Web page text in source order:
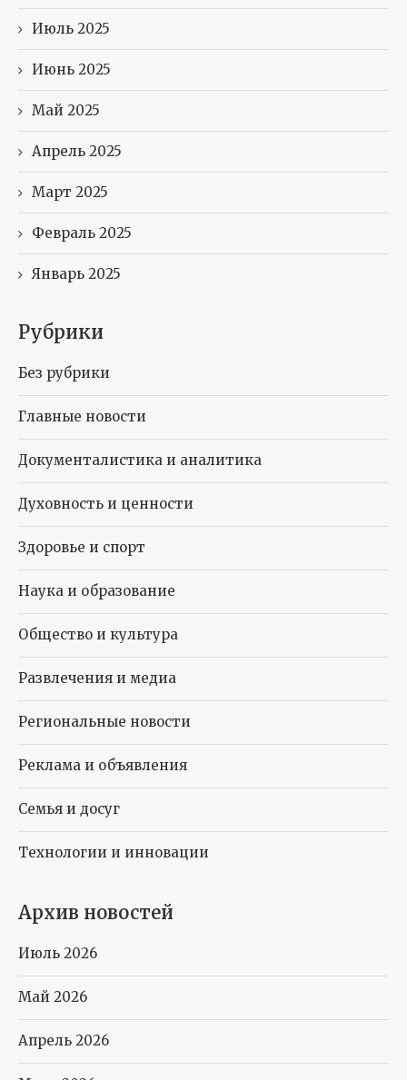
Июль 2025
Июнь 2025
Май 2025
Апрель 2025
Март 2025
Февраль 2025
Январь 2025
Рубрики
Без рубрики
Главные новости
Документалистика и аналитика
Духовность и ценности
Здоровье и спорт
Наука и образование
Общество и культура
Развлечения и медиа
Региональные новости
Реклама и объявления
Семья и досуг
Технологии и инновации
Архив новостей
Июль 2026
Май 2026
Апрель 2026